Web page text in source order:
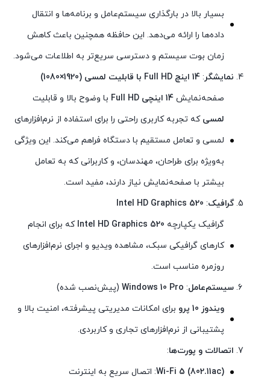
بسیار بالا در بارگذاری سیستم‌عامل و برنامه‌ها و انتقال
داده‌ها را ارائه می‌دهد. این حافظه همچنین باعث کاهش
زمان بوت سیستم و دسترسی سریع‌تر به اطلاعات می‌شود.
نمایشگر: 14 اینچ Full HD با قابلیت لمسی (1920×1080)
صفحه‌نمایش 14 اینچی Full HD
با وضوح بالا و قابلیت
لمسی که تجربه کاربری راحتی را برای استفاده از نرم‌افزارهای
لمسی و تعامل مستقیم با دستگاه فراهم می‌کند. این ویژگی
به‌ویژه برای طراحان، مهندسان، و کاربرانی که به تعامل
بیشتر با صفحه‌نمایش نیاز دارند، مفید است.
گرافیک:
Intel HD Graphics 520
گرافیک یکپارچه Intel HD Graphics 520 که برای انجام
کارهای گرافیکی سبک، مشاهده ویدیو و اجرای نرم‌افزارهای
روزمره مناسب است.
سیستم‌عامل:
Windows 10 Pro (پیش‌نصب شده)
ویندوز 10 پرو
برای امکانات مدیریتی پیشرفته، امنیت بالا و
پشتیبانی از نرم‌افزارهای تجاری و کاربردی.
اتصالات و پورت‌ها:
Wi-Fi 5 (802.11ac): اتصال سریع به اینترنت